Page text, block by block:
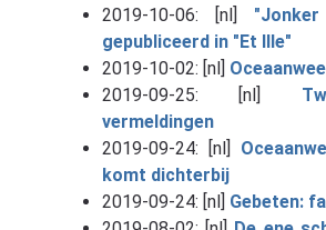
2019-10-06: [nl]
gepubliceerd in "Et Ille"
2019-10-02: [nl]
2019-09-25: [nl]
vermeldingen
2019-09-24: [nl]
komt dichterbij
2019-09-24: [nl] Gebeten: